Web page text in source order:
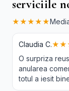
serviciile
★★★★★
Claudia C.
O surpriza
anularea
totul a iesit